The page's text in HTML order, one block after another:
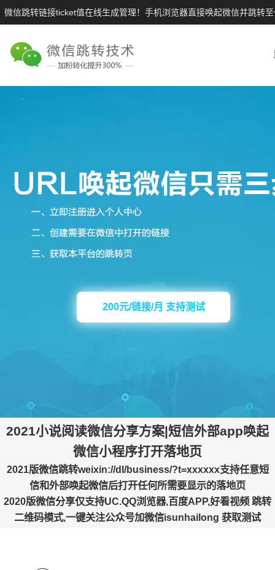
微信跳转链接ticket值在线生成管理！手机浏览器直接唤起微信并跳转
200元/链接/月 支持测试
2021小说阅读微信分享方案|短信外部app唤起
微信小程序打开落地页
2021版微信跳转weixin://dl/business/?t=xxxxxx支持任意短
信和外部唤起微信后打开任何所需要显示的落地页
2020版微信分享仅支持UC.QQ浏览器,百度APP,好看视频 跳转
二维码模式,一键关注公众号加微信isunhailong 获取测试